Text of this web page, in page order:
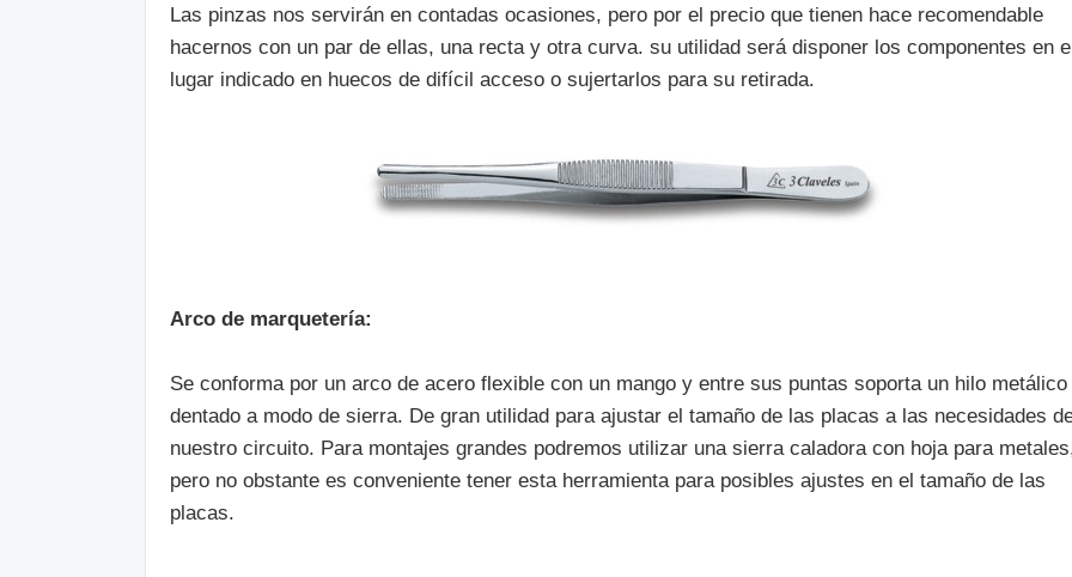
Las pinzas nos servirán en contadas ocasiones, pero por el precio que tienen hace recomendable
hacernos con un par de ellas, una recta y otra curva. su utilidad será disponer los componentes en
lugar indicado en huecos de difícil acceso o sujertarlos para su retirada.
Arco de marquetería:
Se conforma por un arco de acero flexible con un mango y entre sus puntas soporta un hilo metálico
dentado a modo de sierra. De gran utilidad para ajustar el tamaño de las placas a las necesidades
nuestro circuito. Para montajes grandes podremos utilizar una sierra caladora con hoja para
pero no obstante es conveniente tener esta herramienta para posibles ajustes en el tamaño de las
placas.